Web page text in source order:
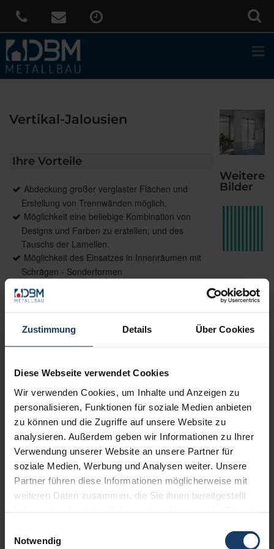
Zustimmung Details Über Cookies
Diese Webseite verwendet Cookies
Wir verwenden Cookies, um Inhalte und Anzeigen zu
personalisieren, Funktionen für soziale Medien anbieten
zu können und die Zugriffe auf unsere Website zu
analysieren. Außerdem geben wir Informationen zu Ihrer
Verwendung unserer Website an unsere Partner für
soziale Medien, Werbung und Analysen weiter. Unsere
Partner führen diese Informationen möglicherweise mit
weiteren Daten zusammen, die Sie ihnen bereitgestellt
Notwendig
Vertikal-Jalousien
Ihre Vorteile
Abdeckung großer verglaster Flächen und
Erstellung von Trennwänden möglich.
Möglichkeit eine beliebige Kombination von
Designs und Farben zu erstellen; und des
Tauschs der Lamellen.
Möglichkeit des Einsatzes in Innenräumen mit
Schrägen - Sonderformen
Umfangreiches Stoffangebot, u.a. für den
Einsatz in Räumen mit erhöhten
Hygieneanforderungen.
Sicherheit für Ihre Kinder
max. Breite: Standard 5000 mm. Größere
Anlagen auf Anfrage
max. Höhe: 4000 mm
max. Fläche: 12 m²
Lamelle: 89 mm, 127 mm
Bedienung: Schnur/Kette, Stab, Elektroantrieb
Anwendungsbereiche: Für Fenster, Türen,
Bildschirmarbeitsplätze, Festverglasungen, als
Montage: An Wand und Decken
Weitere
Bilder